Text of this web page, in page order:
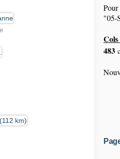
Pour
"05-
483